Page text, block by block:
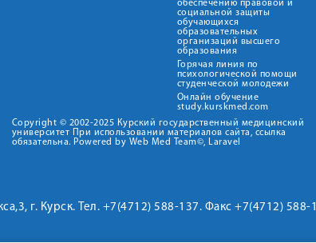
обеспечению правовой и
социальной защиты
обучающихся
образовательных
организаций высшего
образования
Горячая линия по
психологической помощи
студенческой молодежи
Онлайн обучение
study.kurskmed.com
Copyright © 2002-2025 Курский государственный медицинский
университет При использовании материалов сайта, ссылка
обязательна. Powered by Web Med Team©, Laravel
г. Курск. Тел. +7(4712) 588-137. Факс +7(4712)